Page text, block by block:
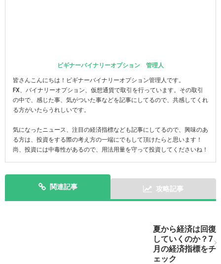
ビギナーバイナリーオプション 管理人
皆さんこんにちは！ビギナーバイナリーオプション管理人です。
FX、バイナリーオプション、仮想通貨で取引を行っています。その取引
の中で、感じた事、気がついた事などを記事にしてるので、共感してくれ
る方がいたらうれしいです。
気になったニュース、注目の経済指標なども記事にしてるので、興味のあ
る方は、投資をする際の考え方の一端にでもして頂けたらと思います！
尚、投資には中毒性があるので、用法用量を守って投資してくださいね！
関連記事 攻略記事
夏から経済は回復
していくのか？7
月の経済指標をチ
ェック